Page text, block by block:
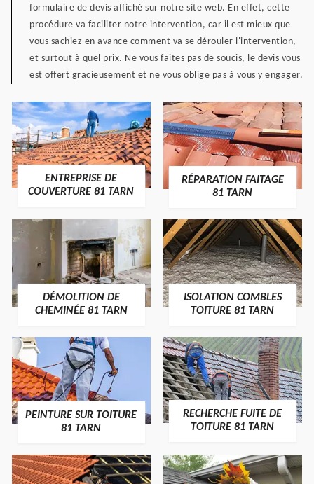
formulaire de devis affiché sur notre site web. En effet, cette
procédure va faciliter notre intervention, car il est mieux que
vous sachiez en avance comment va se dérouler l'intervention,
et surtout à quel prix. Ne vous faites pas de soucis, le devis vous
est offert gracieusement et ne vous oblige pas à vous y engager.
ENTREPRISE DE
COUVERTURE 81 TARN
RÉPARATION FAITAGE
81 TARN
DÉMOLITION DE
CHEMINÉE 81 TARN
ISOLATION COMBLES
TOITURE 81 TARN
PEINTURE SUR TOITURE
81 TARN
RECHERCHE FUITE DE
TOITURE 81 TARN